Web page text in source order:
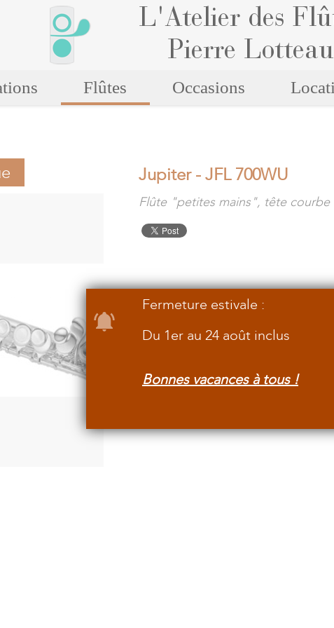
L'Atelier des
Pierre Lotteau
Flûtes Occasions
Jupiter - JFL 700WU
Flûte "petites mains", tête courbe
Fermeture estivale :
Du 1er au 24 août inclus
Bonnes vacances à tous !